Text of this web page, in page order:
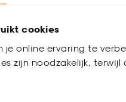
cookies
je online ervaring te
zijn noodzakelijk, terwijl
metaal en is 10 cm lang. Het
8 cm naar voren.